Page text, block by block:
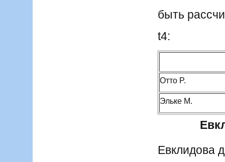
быть
t4:
Отто P.
Эльке М.
Евклидова